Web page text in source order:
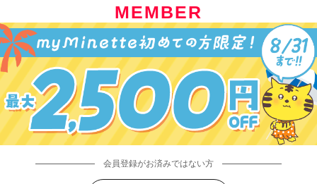
MEMBER
会員登録がお済みではない方